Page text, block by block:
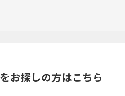
お探しの方はこちら